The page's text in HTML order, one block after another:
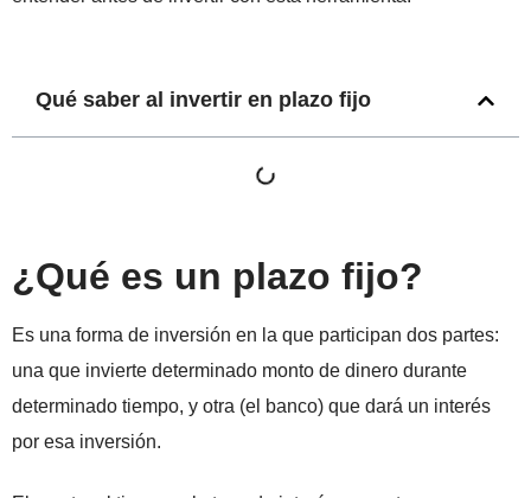
Qué saber al invertir en plazo fijo
¿Qué es un plazo fijo?
Es una forma de inversión en la que participan dos partes:
una que invierte determinado monto de dinero durante
determinado tiempo, y otra (el banco) que dará un interés
por esa inversión.